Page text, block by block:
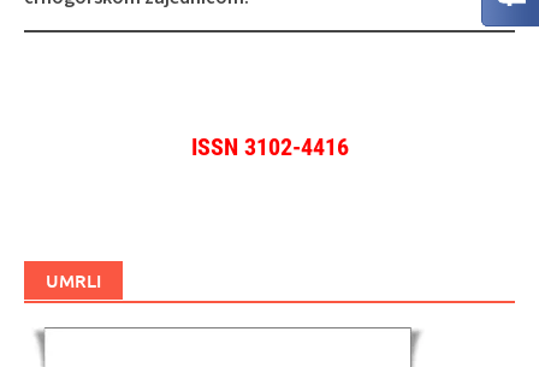
ISSN 3102-4416
UMRLI